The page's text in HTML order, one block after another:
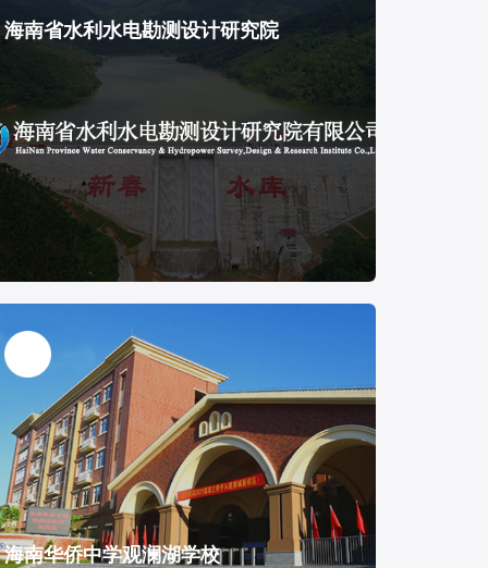
海南省水利水电勘测设计研究院
海南华侨中学观澜湖学校